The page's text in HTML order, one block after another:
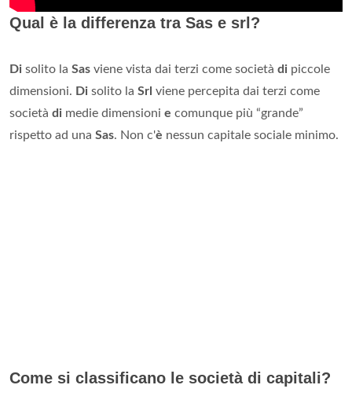
Qual è la differenza tra Sas e srl?
Di solito la Sas viene vista dai terzi come società di piccole
dimensioni. Di solito la Srl viene percepita dai terzi come
società di medie dimensioni e comunque più “grande”
rispetto ad una Sas. Non c'è nessun capitale sociale minimo.
Come si classificano le società di capitali?